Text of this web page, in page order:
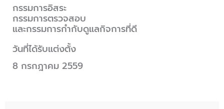
กรรมการอิสระ
กรรมการตรวจสอบ
และกรรมการกำกับดูแลกิจการที่ดี
วันที่ได้รับแต่งตั้ง
8 กรกฎาคม 2559